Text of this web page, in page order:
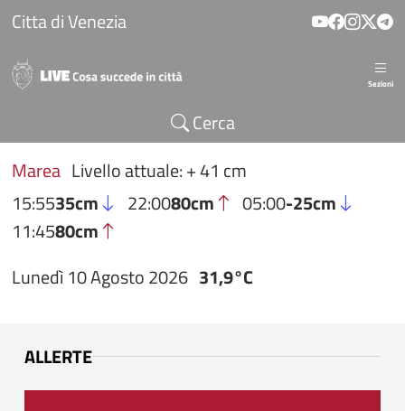
Salta al contenuto principale
Citta di Venezia
Sezioni
Cerca
Marea Livello attuale: + 41 cm
15:5535cm 22:0080cm 05:00-25cm
11:4580cm
Lunedì 10 Agosto 2026 31,9°C
ALLERTE